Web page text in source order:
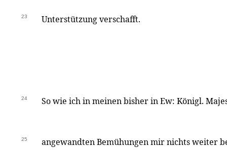
23 Unterstützung verschafft.
24 So wie ich in meinen bisher in Ew: Königl.
25 angewandten Bemühungen mir nichts weiter